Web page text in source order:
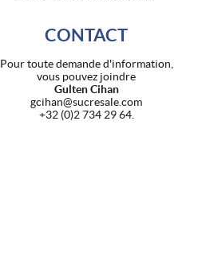
CONTACT
Pour toute demande d'information,
vous pouvez joindre
Gulten Cihan
gcihan@sucresale.com
+32 (0)2 734 29 64.